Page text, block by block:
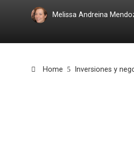
Melissa Andreina
Home Inversiones y